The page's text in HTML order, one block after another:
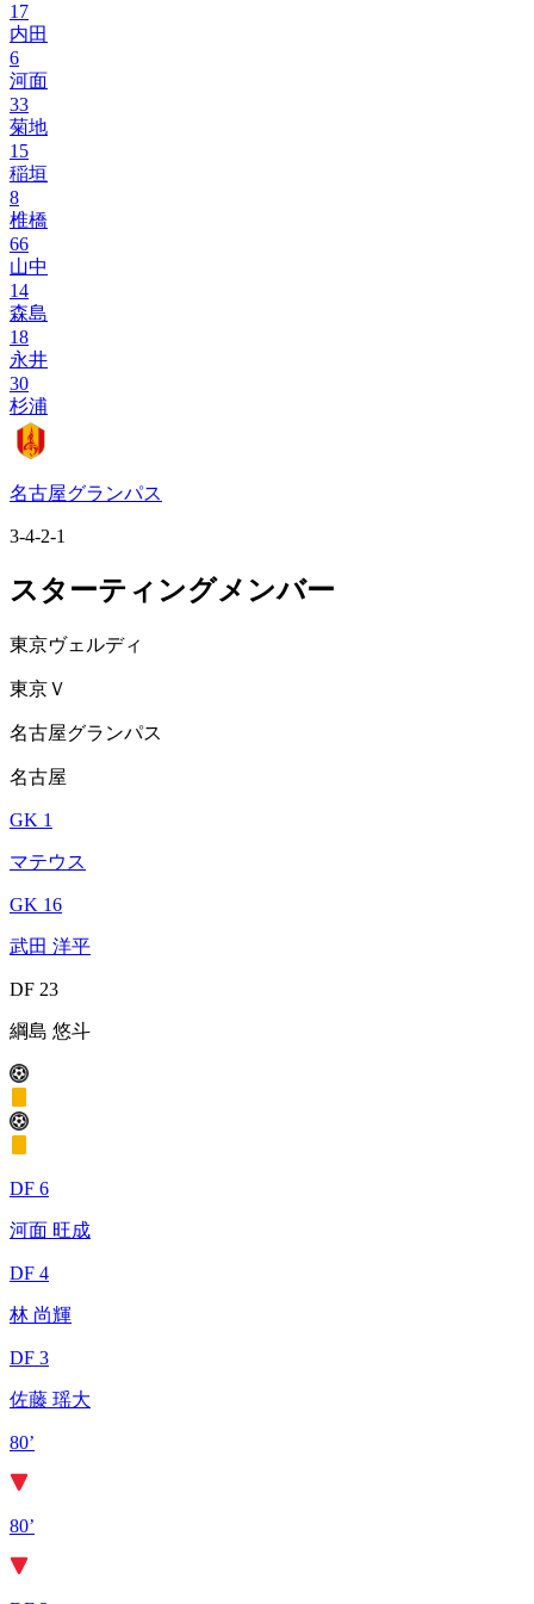
17
内田
6
河面
33
菊地
15
稲垣
8
椎橋
66
山中
14
森島
18
永井
30
杉浦
名古屋グランパス
3-4-2-1
スターティングメンバー
東京ヴェルディ
東京Ｖ
名古屋グランパス
名古屋
GK 1
マテウス
GK 16
武田 洋平
DF 23
綱島 悠斗
DF 6
河面 旺成
DF 4
林 尚輝
DF 3
佐藤 瑶大
80’
80’